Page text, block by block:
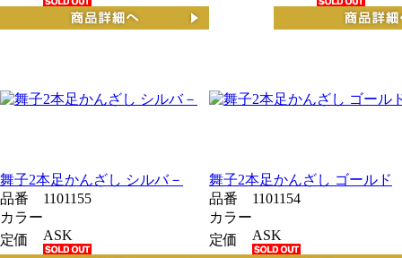
舞子2本足かんざし シルバ－
舞子2本足かんざし ゴールド
品番
1101155
カラー
定価
ASK
品番
1101154
カラー
定価
ASK